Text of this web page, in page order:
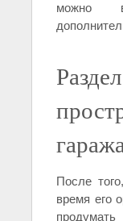
можно
После
время его